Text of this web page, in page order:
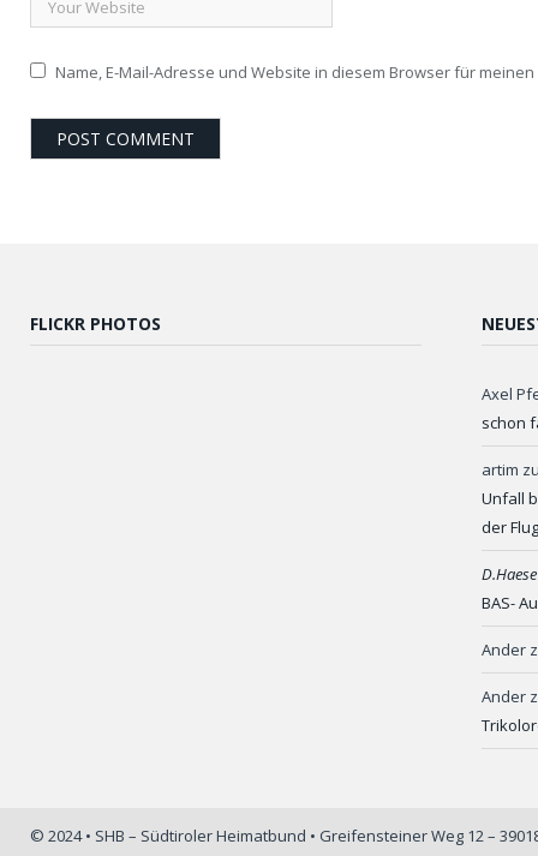
Name, E-Mail-Adresse und Website in diesem Browser für
FLICKR PHOTOS
Axel
schon
artim
Unfall
der
BAS-
Ander
Ander
© 2024 • SHB – Südtiroler Heimatbund • Greifensteiner Weg 12 –